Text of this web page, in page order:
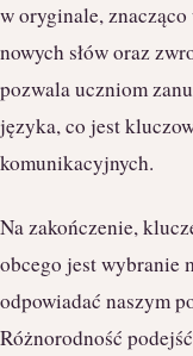
w oryginale,
nowych słów oraz
pozwala uczniom
języka, co jest
komunikacyjnych.
Na zakończenie,
obcego jest wybranie
odpowiadać naszym
Różnorodność